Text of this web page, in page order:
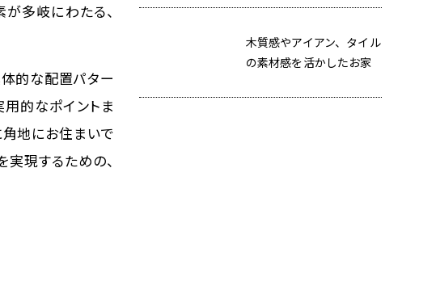
多岐にわたる、
的な配置パター
的なポイントま
角地にお住まいで
現するための、
木質感やアイアン、タイル
の素材感を活かしたお家